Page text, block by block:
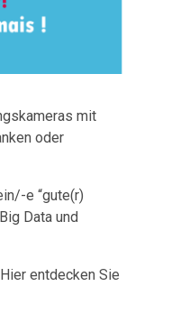
mit
oder
e “gute(r)
Data und
entdecken Sie